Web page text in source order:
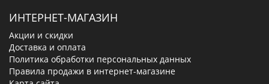
ИНТЕРНЕТ-МАГАЗИН
Акции и скидки
Доставка и оплата
Политика обработки персональных данных
Правила продажи в интернет-магазине